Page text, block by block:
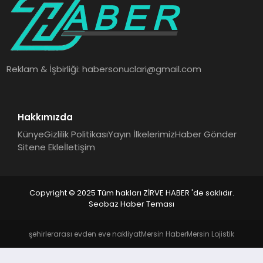
SAĞLIK
SPOR
TEKNOLOJI
Reklam & İşbirliği:habersonuclari@gmail.com
Hakkımızda
KünyeGizlilik PolitikasıYayın İlkelerimizHaber Gönder
Sitene Ekleİletişim
Copyright © 2025 Tüm hakları ZİRVE HABER 'de saklıdır.
Seobaz Haber Teması
şehirlerarası evden eve nakliyatMersin HaberMersin Lojistik